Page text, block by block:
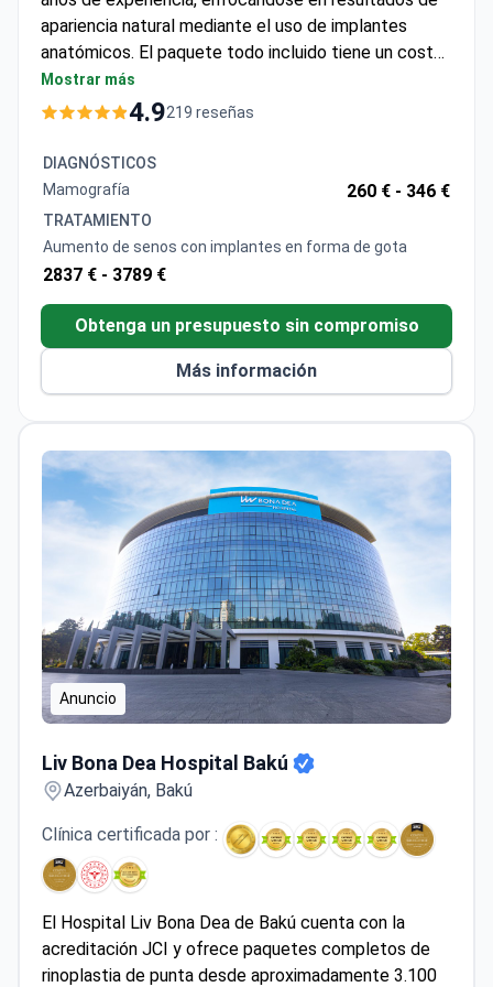
anatómicos. El paquete todo incluido tiene un coste
aproximado de 5.590 €, el cual suele cubrir la cirugía,
1-2 noches de hospitalización, 5 noches de hotel,
traslados y cuidados de seguimiento. La clínica
mantiene una calificación de 5 estrellas basada en
más de 100 reseñas de pacientes con una tasa de
recomendación del 97%.
Mostrar más
4.9
Mamografía
TRATAMIENTO
Aumento de senos con implantes en forma de gota
2837 € - 3789 €
Más información
Anuncio
Liv Bona Dea Hospital Bakú
Azerbaiyán, Bakú
Clínica certificada por :
El Hospital Liv Bona Dea de Bakú cuenta con la
acreditación JCI y ofrece paquetes completos de
rinoplastia de punta desde aproximadamente 3.100
$, que suelen incluir la cirugía, las pruebas, una noche